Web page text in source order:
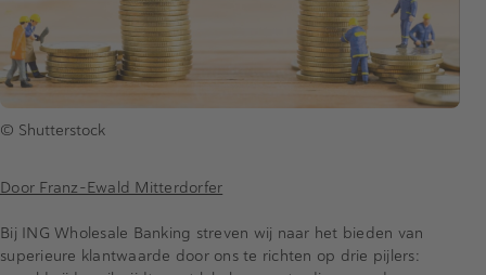
© Shutterstock
Door Franz-Ewald Mitterdorfer
Bij ING Wholesale Banking streven wij naar het bieden van
superieure klantwaarde door ons te richten op drie pijlers: